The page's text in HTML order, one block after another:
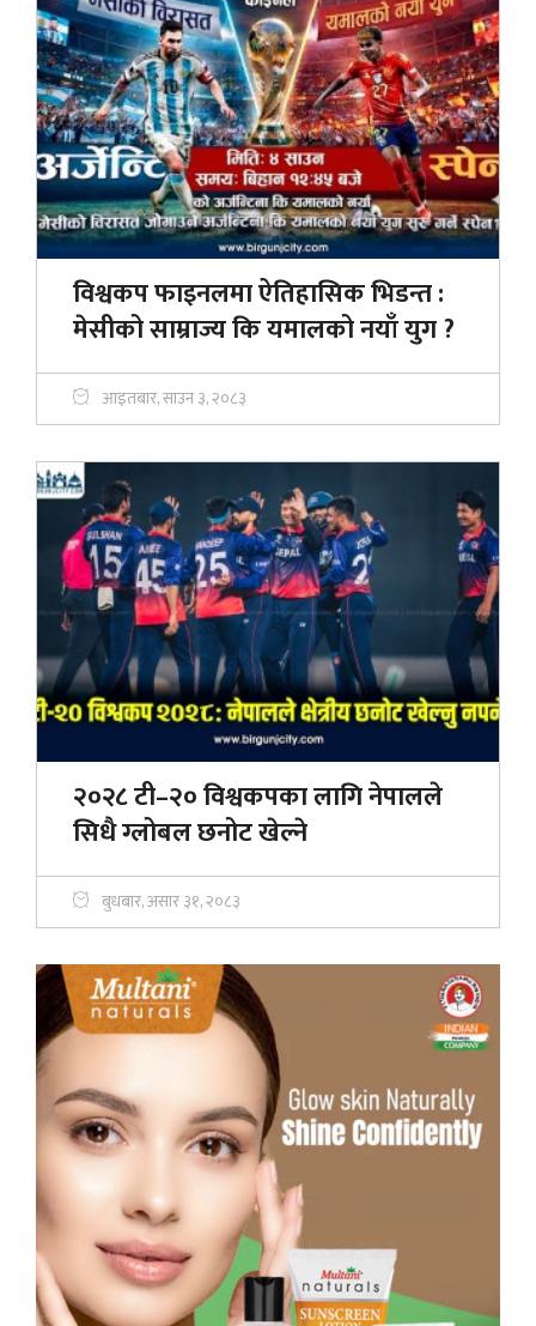
विश्वकप फाइनलमा ऐतिहासिक भिडन्त :
मेसीको साम्राज्य कि यमालको नयाँ युग ?
आइतबार, साउन ३, २०८३
२०२८ टी–२० विश्वकपका लागि नेपालले
सिधै ग्लोबल छनोट खेल्ने
बुधबार, असार ३१, २०८३